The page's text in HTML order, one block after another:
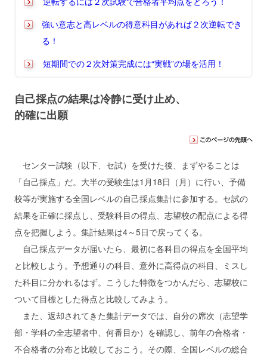
強い意志と高レベルの得意科目があれば２次逆転でき
る！
短期間での２次対策完成には“実戦”の場を活用！
自己採点の結果は冷静に受け止め、
的確に出願
センター試験（以下、セ試）を受けた後、まずやることは
「自己採点」だ。大半の受験生は1月18日（月）に行い、予備
校等が実施する全国レベルの自己採点集計に参加する。セ試の
結果を正確に採点し、受験科目の得点、志望校の配点による得
点を把握しよう。集計結果は4～5日で戻ってくる。
自己採点データが届いたら、最初に各科目の得点を全国平均
と比較しよう。予想通りの科目、意外に高得点の科目、ミスし
た科目に分かれるはず。こうした特徴をつかんだら、志望校に
ついて目標とした得点と比較してみよう。
また、返却されてきた集計データでは、自分の席次（志望学
部・学科の全志望者中、何番目か）を確認し、前年の合格者・
不合格者の分布と比較しておこう。その際、全国レベルの総合